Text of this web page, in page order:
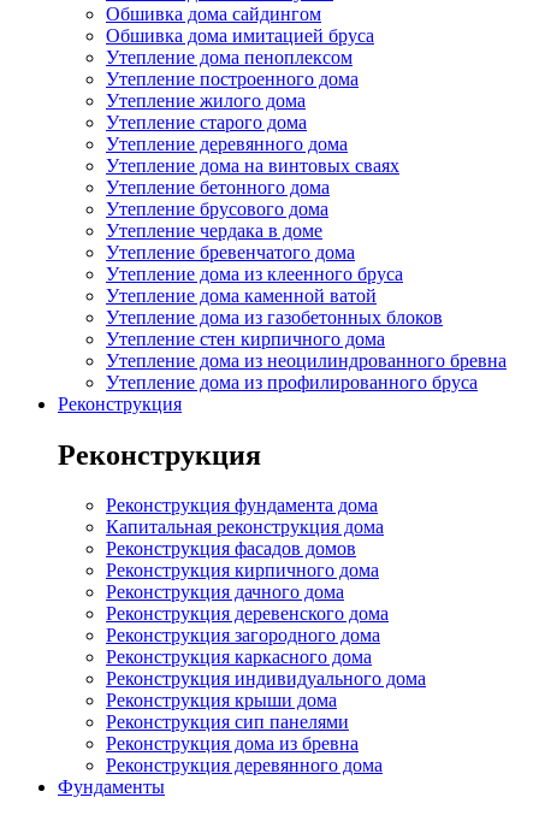
Обшивка дома сайдингом
Обшивка дома имитацией бруса
Утепление дома пеноплексом
Утепление построенного дома
Утепление жилого дома
Утепление старого дома
Утепление деревянного дома
Утепление дома на винтовых сваях
Утепление бетонного дома
Утепление брусового дома
Утепление чердака в доме
Утепление бревенчатого дома
Утепление дома из клеенного бруса
Утепление дома каменной ватой
Утепление дома из газобетонных блоков
Утепление стен кирпичного дома
Утепление дома из неоцилиндрованного бревна
Утепление дома из профилированного бруса
Реконструкция
Реконструкция
Реконструкция фундамента дома
Капитальная реконструкция дома
Реконструкция фасадов домов
Реконструкция кирпичного дома
Реконструкция дачного дома
Реконструкция деревенского дома
Реконструкция загородного дома
Реконструкция каркасного дома
Реконструкция индивидуального дома
Реконструкция крыши дома
Реконструкция сип панелями
Реконструкция дома из бревна
Реконструкция деревянного дома
Фундаменты